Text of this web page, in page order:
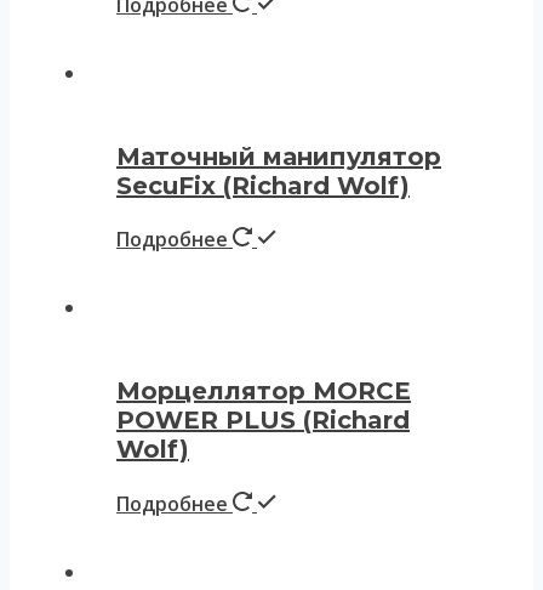
Маточный манипулятор
SecuFix (Richard Wolf)
Подробнее
Морцеллятор MORCE
POWER PLUS (Richard
Wolf)
Подробнее